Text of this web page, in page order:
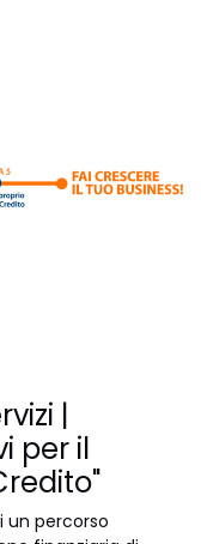
|
per il
un percorso